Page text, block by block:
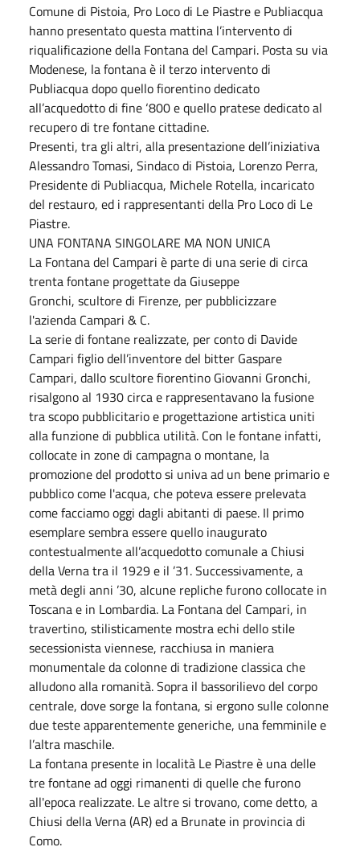
Comune di Pistoia, Pro Loco di Le Piastre e Publiacqua
hanno presentato questa mattina l’intervento di
riqualificazione della Fontana del Campari. Posta su via
Modenese, la fontana è il terzo intervento di
Publiacqua dopo quello fiorentino dedicato
all’acquedotto di fine ‘800 e quello pratese dedicato al
recupero di tre fontane cittadine.
Presenti, tra gli altri, alla presentazione dell’iniziativa
Alessandro Tomasi, Sindaco di Pistoia, Lorenzo Perra,
Presidente di Publiacqua, Michele Rotella, incaricato
del restauro, ed i rappresentanti della Pro Loco di Le
Piastre.
UNA FONTANA SINGOLARE MA NON UNICA
La Fontana del Campari è parte di una serie di circa
trenta fontane progettate da Giuseppe
Gronchi, scultore di Firenze, per pubblicizzare
l'azienda Campari & C.
La serie di fontane realizzate, per conto di Davide
Campari figlio dell’inventore del bitter Gaspare
Campari, dallo scultore fiorentino Giovanni Gronchi,
risalgono al 1930 circa e rappresentavano la fusione
tra scopo pubblicitario e progettazione artistica uniti
alla funzione di pubblica utilità. Con le fontane infatti,
collocate in zone di campagna o montane, la
promozione del prodotto si univa ad un bene primario e
pubblico come l'acqua, che poteva essere prelevata
come facciamo oggi dagli abitanti di paese. Il primo
esemplare sembra essere quello inaugurato
contestualmente all’acquedotto comunale a Chiusi
della Verna tra il 1929 e il ’31. Successivamente, a
metà degli anni ’30, alcune repliche furono collocate in
Toscana e in Lombardia. La Fontana del Campari, in
travertino, stilisticamente mostra echi dello stile
secessionista viennese, racchiusa in maniera
monumentale da colonne di tradizione classica che
alludono alla romanità. Sopra il bassorilievo del corpo
centrale, dove sorge la fontana, si ergono sulle colonne
due teste apparentemente generiche, una femminile e
l’altra maschile.
La fontana presente in località Le Piastre è una delle
tre fontane ad oggi rimanenti di quelle che furono
all'epoca realizzate. Le altre si trovano, come detto, a
Chiusi della Verna (AR) ed a Brunate in provincia di
Como.